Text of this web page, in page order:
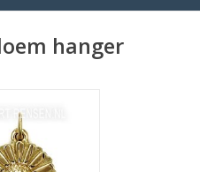
hanger